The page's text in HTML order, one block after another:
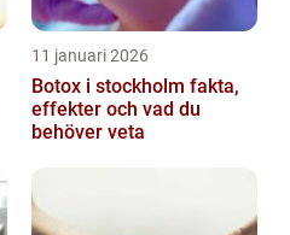
11 januari 2026
Botox i stockholm fakta,
effekter och vad du
behöver veta